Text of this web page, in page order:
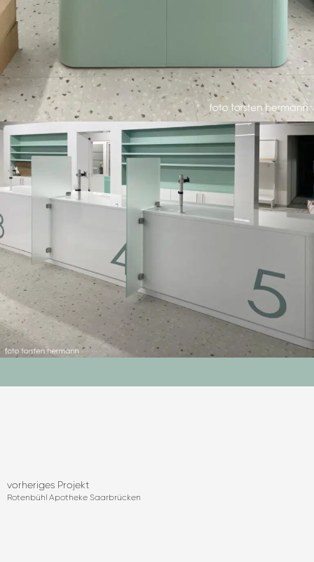
vorheriges Projekt
Rotenbühl Apotheke Saarbrücken